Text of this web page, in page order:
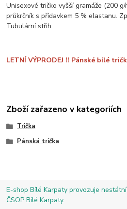
Unisexové tričko vyšší gramáže (200
průkrčník s přídavkem 5 % elastanu.
Tubulární střih.
LETNÍ VÝPRODEJ !! Pánské bílé
Zboží zařazeno v kategoriích
Trička
Pánská trička
E-shop Bílé Karpaty provozuje
ČSOP Bílé Karpaty.